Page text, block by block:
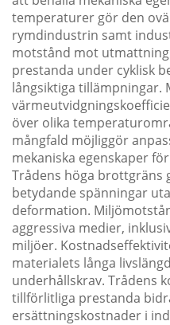
temperaturer gör den
rymdindustrin samt
motstånd mot
prestanda under cyklisk
långsiktiga tillämpningar.
över olika
mångfald möjliggör
mekaniska egenskaper
Trådens höga brottgräns
betydande spänningar
deformation.
aggressiva medier,
miljöer.
materialets långa
underhållskrav. Trådens
tillförlitliga prestanda
ersättningskostnader i